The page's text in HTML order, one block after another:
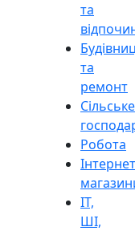
та
та
ремонт
Сільське
Робота
Інтернет
ІТ,
ШІ,